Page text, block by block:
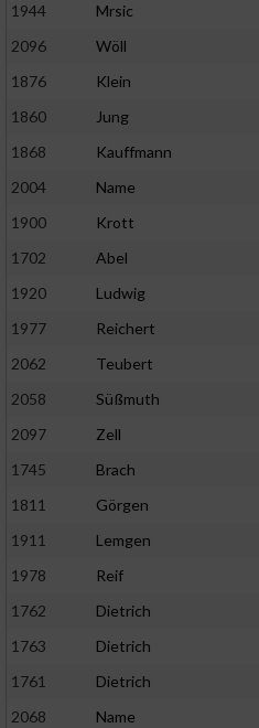
1944
Mrsic
2096
Wöll
1876
Klein
1860
Jung
1868
Kauffmann
2004
Name
1900
Krott
1702
Abel
1920
Ludwig
1977
Reichert
2062
Teubert
2058
Süßmuth
2097
Zell
1745
Brach
1811
Görgen
1911
Lemgen
1978
Reif
1762
Dietrich
1763
Dietrich
1761
Dietrich
2068
Name